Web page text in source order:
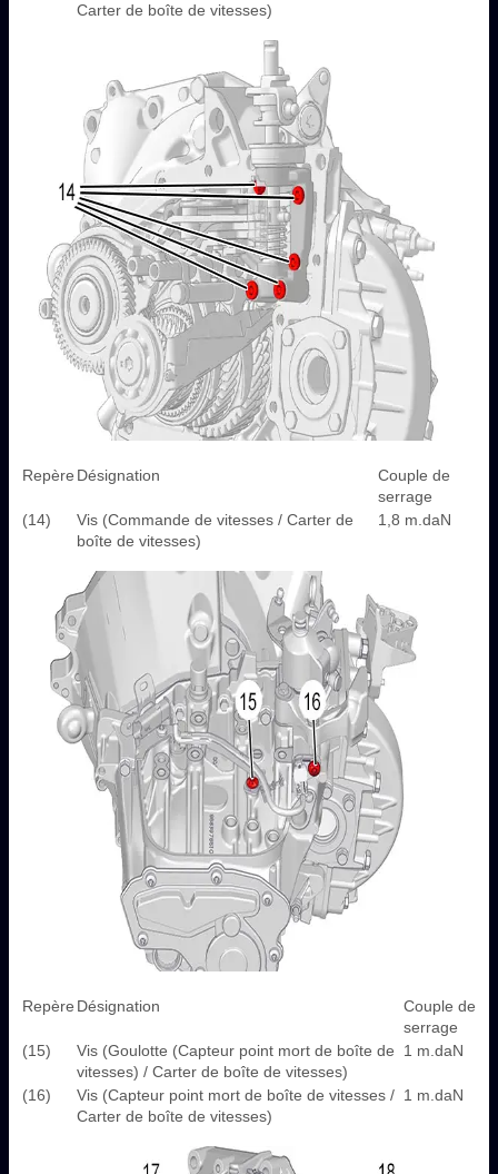
Carter de boîte de vitesses)
Repère Désignation
Couple de
serrage
(14)
Vis (Commande de vitesses / Carter de
boîte de vitesses)
1,8 m.daN
Repère Désignation
Couple de
serrage
(15)
Vis (Goulotte (Capteur point mort de boîte de
vitesses) / Carter de boîte de vitesses)
1 m.daN
(16)
Vis (Capteur point mort de boîte de vitesses /
Carter de boîte de vitesses)
1 m.daN